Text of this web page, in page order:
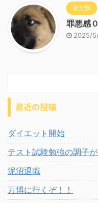
未分類
罪悪感０
2025/
最近の投稿
ダイエット開始
テスト試験勉強の調子
泥沼退職
万博に行くぞ！！